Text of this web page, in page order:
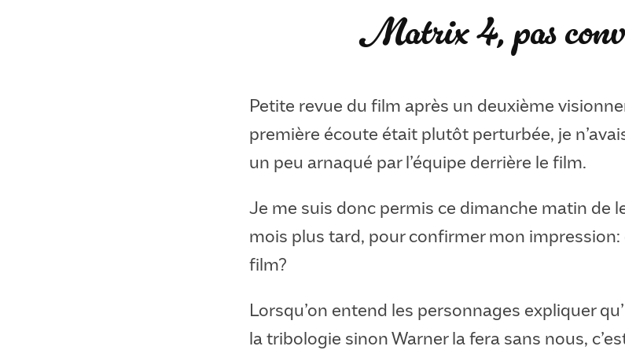
Matrix 4, pas
Petite revue du film après un deuxième
première écoute était plutôt perturbée, je
un peu arnaqué par l’équipe derrière le film.
Je me suis donc permis ce dimanche matin de
mois plus tard, pour confirmer mon impression:
film?
Lorsqu’on entend les personnages expliquer
la tribologie sinon Warner la fera sans nous,